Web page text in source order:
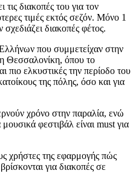
διακοπές του για τον
τιμές εκτός σεζόν. Μόνο 1
διακοπές φέτος.
που συμμετείχαν στην
Θεσσαλονίκη, όπου το
πιο ελκυστικές την περίοδο του
της πόλης, όσο και για
χρόνο στην παραλία, ενώ
φεστιβάλ είναι must για
χρήστες της εφαρμογής πώς
για διακοπές σε